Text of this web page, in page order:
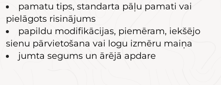
pamatu tips, standarta pāļu pamati vai
pielāgots risinājums
papildu modifikācijas, piemēram, iekšējo
sienu pārvietošana vai logu izmēru maiņa
jumta segums un ārējā apdare